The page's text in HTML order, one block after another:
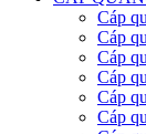
Cáp
Cáp
Cáp
Cáp
Cáp
Cáp